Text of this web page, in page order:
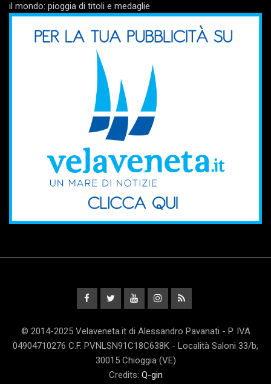
il mondo: pioggia di titoli e medaglie
© 2014-2025 Velaveneta.it di Alessandro Pavanati - P. IVA
04904710276 C.F. PVNLSN91C18C638K - Località Saloni 33/b,
30015 Chioggia (VE)
Credits: Q-gin